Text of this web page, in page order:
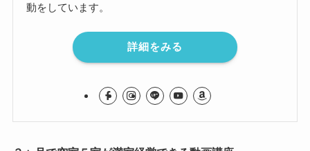
動をしています。
詳細をみる